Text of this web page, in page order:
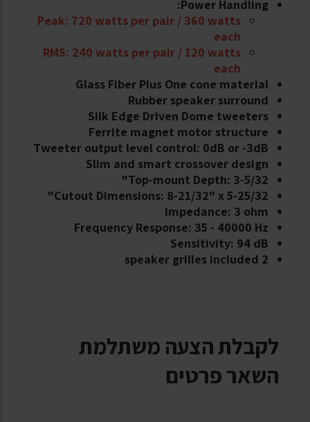
Power Handling:
Peak: 720 watts per pair / 360 watts
each
RMS: 240 watts per pair / 120 watts
each
Glass Fiber Plus One cone material
Rubber speaker surround
Silk Edge Driven Dome tweeters
Ferrite magnet motor structure
Tweeter output level control: 0dB or -3dB
Slim and smart crossover design
Top-mount Depth: 3-5/32"
Cutout Dimensions: 8-21/32" x 5-25/32"
Impedance: 3 ohm
Frequency Response: 35 - 40000 Hz
Sensitivity: 94 dB
2 speaker grilles included
לקבלת הצעה משתלמת
השאר פרטים